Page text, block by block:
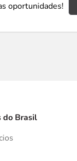
oportunidades!
do Brasil